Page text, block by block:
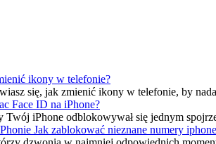
ikony w telefonie?
się, jak zmienić ikony w telefonie, by
Face ID na iPhone?
Twój iPhone odblokowywał się jednym
Jak zablokować nieznane numery